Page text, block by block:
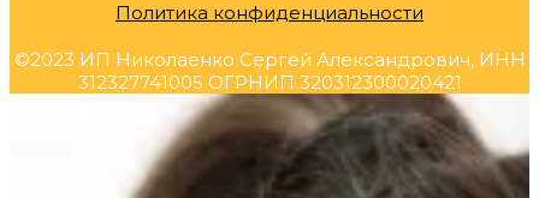
Политика конфиденциальности
©2023 ИП Николаенко Сергей Александрович, ИНН
312327741005 ОГРНИП 320312300020421